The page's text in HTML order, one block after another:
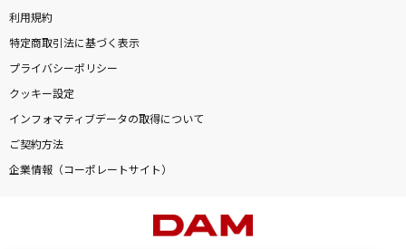
利用規約
特定商取引法に基づく表示
プライバシーポリシー
クッキー設定
インフォマティブデータの取得について
ご契約方法
企業情報（コーポレートサイト）